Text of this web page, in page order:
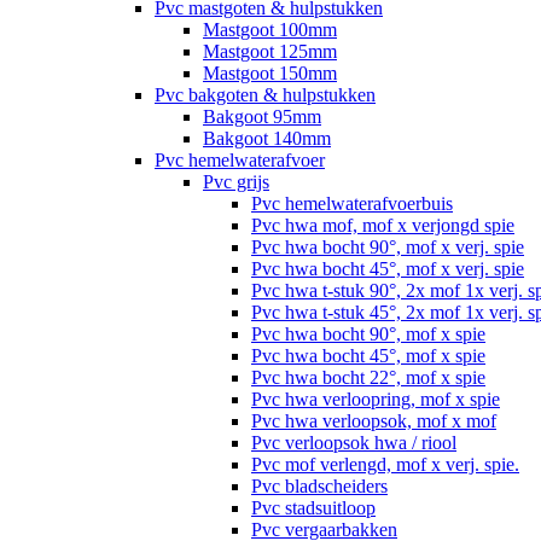
Pvc mastgoten & hulpstukken
Mastgoot 100mm
Mastgoot 125mm
Mastgoot 150mm
Pvc bakgoten & hulpstukken
Bakgoot 95mm
Bakgoot 140mm
Pvc hemelwaterafvoer
Pvc grijs
Pvc hemelwaterafvoerbuis
Pvc hwa mof, mof x verjongd spie
Pvc hwa bocht 90°, mof x verj. spie
Pvc hwa bocht 45°, mof x verj. spie
Pvc hwa t-stuk 90°, 2x mof 1x verj.
Pvc hwa t-stuk 45°, 2x mof 1x verj.
Pvc hwa bocht 90°, mof x spie
Pvc hwa bocht 45°, mof x spie
Pvc hwa bocht 22°, mof x spie
Pvc hwa verloopring, mof x spie
Pvc hwa verloopsok, mof x mof
Pvc verloopsok hwa / riool
Pvc mof verlengd, mof x verj. spie.
Pvc bladscheiders
Pvc stadsuitloop
Pvc vergaarbakken